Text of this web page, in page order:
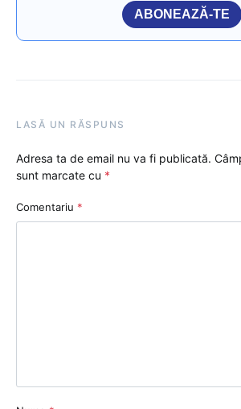
ABONEAZĂ-TE
LASĂ UN RĂSPUNS
Adresa ta de email nu va fi publicată.
sunt marcate cu *
Comentariu *